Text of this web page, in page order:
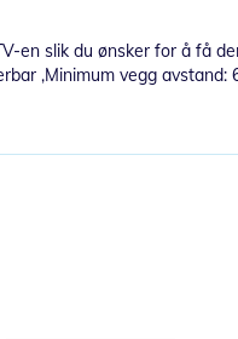
en slik du ønsker for å få
,Minimum vegg avstand: